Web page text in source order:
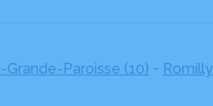
Grande-Paroisse (10) -